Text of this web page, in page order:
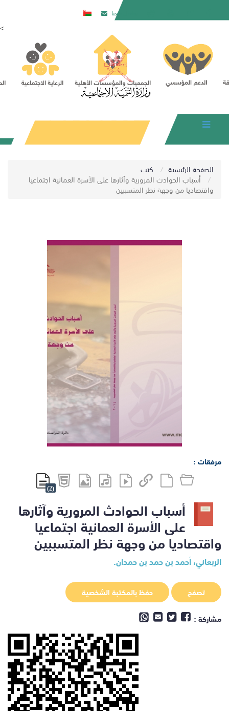
تواصل معنا
<
اﺑﺤﺚ الإعلامي
الدخول
الصفحة الرئيسية كتب
أسباب الحوادث المرورية وآثارها على الأسرة العمانية اجتماعيا
واقتصاديا من وجهة نظر المتسببين
مرفقات :
(2)
أسباب الحوادث المرورية وآثارها
على الأسرة العمانية اجتماعيا
واقتصاديا من وجهة نظر المتسببين
الربعاني، أحمد بن حمد بن حمدان.
تصفح
حفظ بالمكتبة الشخصية
مشاركة :